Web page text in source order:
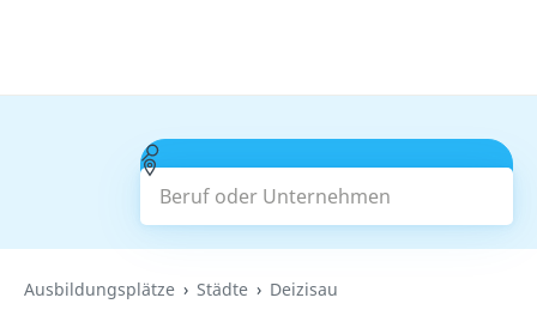
Beruf oder Unternehmen
Suchen
Ausbildungsplätze Städte Deizisau